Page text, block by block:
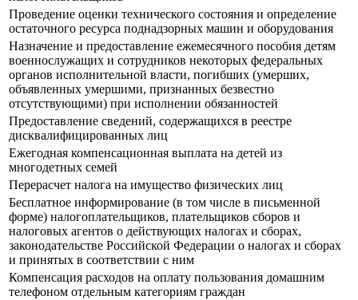
Проведение оценки технического состояния и определение
остаточного ресурса поднадзорных машин и оборудования
Назначение и предоставление ежемесячного пособия детям
военнослужащих и сотрудников некоторых федеральных
органов исполнительной власти, погибших (умерших,
объявленных умершими, признанных безвестно
отсутствующими) при исполнении обязанностей
Предоставление сведений, содержащихся в реестре
дисквалифицированных лиц
Ежегодная компенсационная выплата на детей из
многодетных семей
Перерасчет налога на имущество физических лиц
Бесплатное информирование (в том числе в письменной
форме) налогоплательщиков, плательщиков сборов и
налоговых агентов о действующих налогах и сборах,
законодательстве Российской Федерации о налогах и сборах
и принятых в соответствии с ним
Компенсация расходов на оплату пользования домашним
телефоном отдельным категориям граждан